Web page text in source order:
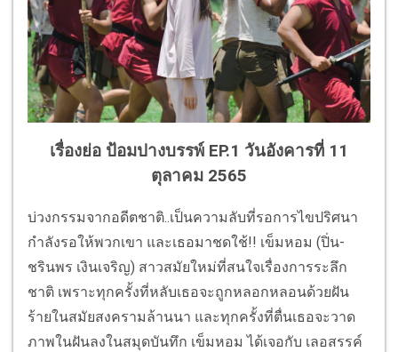
เรื่องย่อ ป้อมปางบรรพ์ EP.1 วันอังคารที่ 11
ตุลาคม 2565
บ่วงกรรมจากอดีตชาติ..เป็นความลับที่รอการไขปริศนา
กำลังรอให้พวกเขา และเธอมาชดใช้!! เข็มหอม (ปิ่น-
ชรินพร เงินเจริญ) สาวสมัยใหม่ที่สนใจเรื่องการระลึก
ชาติ เพราะทุกครั้งที่หลับเธอจะถูกหลอกหลอนด้วยฝัน
ร้ายในสมัยสงครามล้านนา และทุกครั้งที่ตื่นเธอจะวาด
ภาพในฝันลงในสมุดบันทึก เข็มหอม ได้เจอกับ เลอสรรค์